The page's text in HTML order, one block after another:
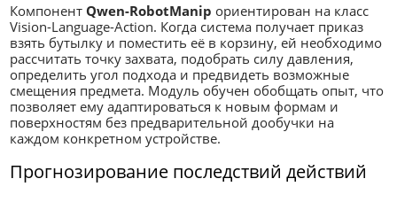
КомпонентQwen-RobotManip ориентирован на класс
Vision-Language-Action. Когда система получает приказ
взять бутылку и поместить её в корзину, ей необходимо
рассчитать точку захвата, подобрать силу давления,
определить угол подхода и предвидеть возможные
смещения предмета. Модуль обучен обобщать опыт, что
позволяет ему адаптироваться к новым формам и
поверхностям без предварительной дообучки на
каждом конкретном устройстве.
Прогнозирование последствий действий